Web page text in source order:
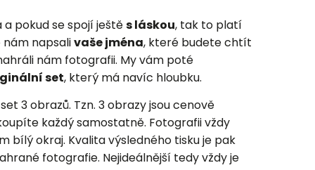
a pokud se spojí ještěs láskou, tak to platí
nám napsalivaše jména, které budete chtít
nám fotografii. My vám poté
set, který má navíc hloubku.
3 obrazů. Tzn. 3 obrazy jsou cenově
každý samostatně. Fotografii vždy
bílý okraj. Kvalita výsledného tisku je pak
fotografie. Nejideálnější tedy vždy je